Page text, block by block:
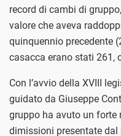
record di cambi di
valore che aveva
quinquennio precedente
casacca erano stati 261,
Con l’avvio della XVIII
guidato da Giuseppe
gruppo ha avuto un forte
dimissioni presentate